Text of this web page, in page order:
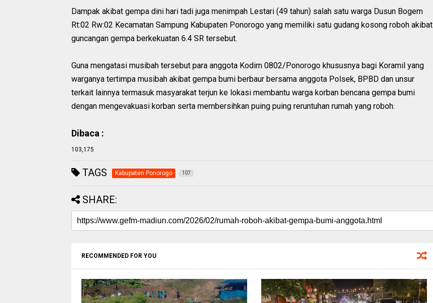
Dampak akibat gempa dini hari tadi juga menimpah Lestari (49 tahun) salah satu warga Dusun Bogem
Rt:02 Rw:02 Kecamatan Sampung Kabupaten Ponorogo yang memiliki satu gudang kosong roboh akibat
guncangan gempa berkekuatan 6.4 SR tersebut.
Guna mengatasi musibah tersebut para anggota Kodim 0802/Ponorogo khususnya bagi Koramil yang
warganya tertimpa musibah akibat gempa bumi berbaur bersama anggota Polsek, BPBD dan unsur
terkait lainnya termasuk masyarakat terjun ke lokasi membantu warga korban bencana gempa bumi
dengan mengevakuasi korban serta membersihkan puing puing reruntuhan rumah yang roboh.
Dibaca :
103,175
TAGS Kabupaten Ponorogo 107
SHARE:
RECOMMENDED FOR YOU